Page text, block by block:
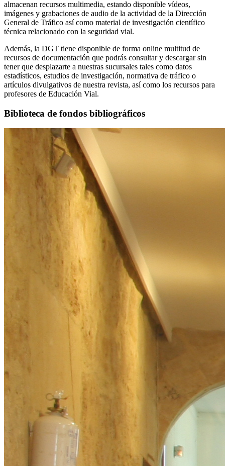
almacenan recursos multimedia, estando disponible vídeos,
imágenes y grabaciones de audio de la actividad de la Dirección
General de Tráfico así como material de investigación científico
técnica relacionado con la seguridad vial.
Además, la DGT tiene disponible de forma online multitud de
recursos de documentación que podrás consultar y descargar sin
tener que desplazarte a nuestras sucursales tales como datos
estadísticos, estudios de investigación, normativa de tráfico o
artículos divulgativos de nuestra revista, así como los recursos para
profesores de Educación Vial.
Biblioteca de fondos bibliográficos